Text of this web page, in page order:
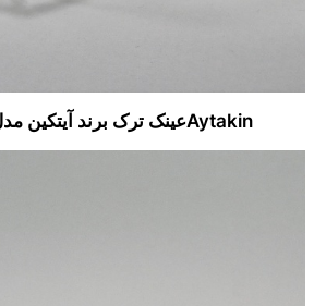
Aytakinعینک ترک برند آیتکین مدلA2103ck34